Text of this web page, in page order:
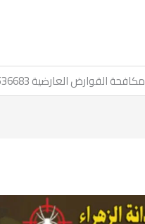
مكافحة القوارض العارضية 65536683 الكويت